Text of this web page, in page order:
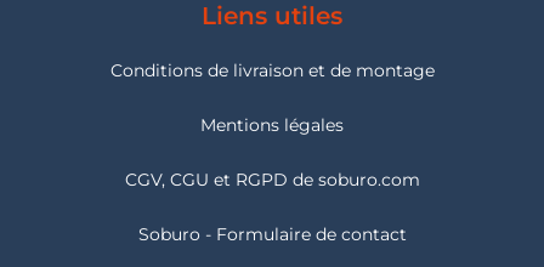
Liens utiles
Conditions de livraison et de montage
Mentions légales
CGV, CGU et RGPD de soburo.com
Soburo - Formulaire de contact